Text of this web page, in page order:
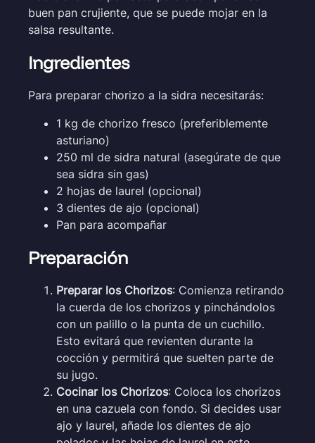
buen pan crujiente, que se puede mojar en la
salsa resultante.
Ingredientes
Para preparar chorizo a la sidra necesitarás:
1 kg de chorizo fresco (preferiblemente
asturiano)
250 ml de sidra natural (asegúrate de que
sea sidra sin gas)
2 hojas de laurel (opcional)
3 dientes de ajo (opcional)
Pan para acompañar
Preparación
Preparar los Chorizos: Comienza retirando
la cuerda de los chorizos y pinchándolos
con un palillo o la punta de un cuchillo.
Esto evitará que revienten durante la
cocción y permitirá que suelten parte de
su jugo.
Cocinar los Chorizos: Coloca los chorizos
en una cazuela con fondo. Si decides usar
ajo y laurel, añade los dientes de ajo